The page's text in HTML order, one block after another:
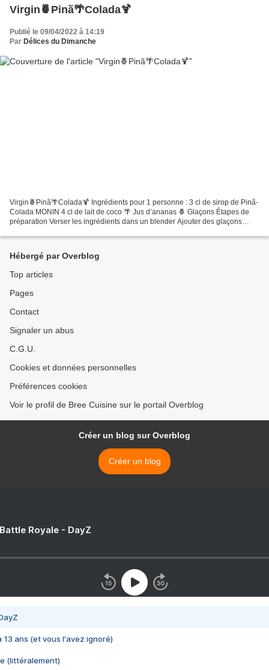
Virgin🍍Pinã🌴Colada🍹
Publié le 09/04/2022 à 14:19
Par Délices du Dimanche
Virgin🍍Pinã🌴Colada🍹 Ingrédients pour 1 personne : 3 cl de sirop de Pinã-
Colada MONIN 4 cl de lait de coco 🌴 Jus d’ananas 🍍 Glaçons Étapes de
préparation Verser les ingrédients dans un blender Ajouter des glaçons
Hébergé par Overblog
Top articles
Pages
Contact
Signaler un abus
C.G.U.
Cookies et données personnelles
Préférences cookies
Voir le profil de Bree Cuisine sur le portail Overblog
Créer un blog sur Overblog
Créer un blog
Royale - DayZ
13 ans (et vous l'avez ignoré)
(littéralement)